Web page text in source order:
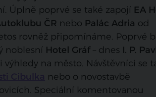
Úplně poprvé se také zapojí EA
ČR nebo Palác Adria od
rovněž připomínáme. Poprvé
noblesní Hotel Gráf– dnes I. P.
na město. Návštěvníci se
nebo o novostavbě
Speciální komentovanou